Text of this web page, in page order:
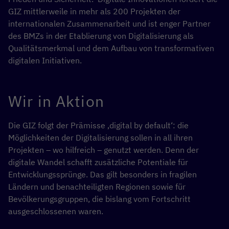
GIZ mittlerweile in mehr als 200 Projekten der
internationalen Zusammenarbeit und ist enger Partner
des BMZs in der Etablierung von Digitalisierung als
Qualitätsmerkmal und dem Aufbau von transformativen
digitalen Initiativen.
Wir in Aktion
Die GIZ folgt der Prämisse ‚digital by default‘: die
Möglichkeiten der Digitalisierung sollen in all ihren
Projekten – wo hilfreich – genutzt werden. Denn der
digitale Wandel schafft zusätzliche Potentiale für
Entwicklungssprünge. Das gilt besonders in fragilen
Ländern und benachteiligten Regionen sowie für
Bevölkerungsgruppen, die bislang vom Fortschritt
ausgeschlossenen waren.